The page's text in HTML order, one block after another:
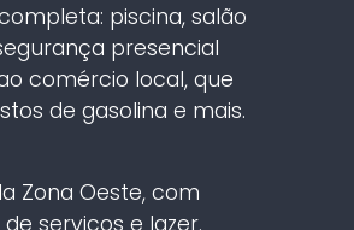
piscina, salão
presencial
comércio local, que
de gasolina e mais.
Zona Oeste, com
serviços e lazer.